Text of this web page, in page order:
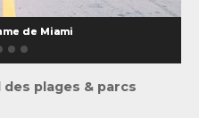
de Miami
plages & parcs